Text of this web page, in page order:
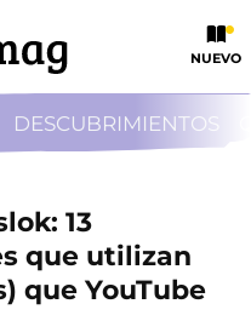
NUEVO
DESCUBRIMIENTOS
13
que utilizan
que YouTube